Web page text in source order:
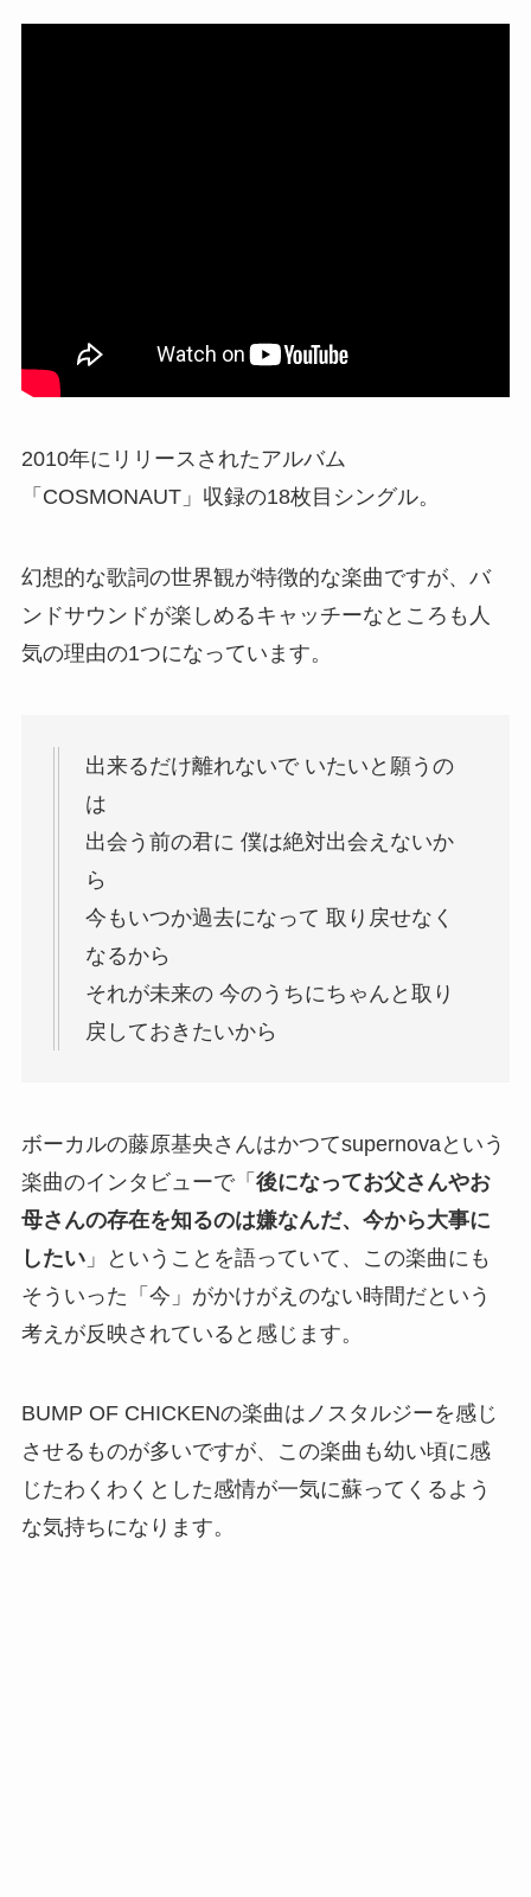
2010年にリリースされたアルバム
「COSMONAUT」収録の18枚目シングル。
幻想的な歌詞の世界観が特徴的な楽曲ですが、バ
ンドサウンドが楽しめるキャッチーなところも人
気の理由の1つになっています。
出来るだけ離れないで いたいと願うの
は
出会う前の君に 僕は絶対出会えないか
ら
今もいつか過去になって 取り戻せなく
なるから
それが未来の 今のうちにちゃんと取り
戻しておきたいから
ボーカルの藤原基央さんはかつてsupernovaという
楽曲のインタビューで「 後になってお父さんやお
母さんの存在を知るのは嫌なんだ、今から大事に
したい」ということを語っていて、この楽曲にも
そういった「今」がかけがえのない時間だという
考えが反映されていると感じます。
BUMP OF CHICKENの楽曲はノスタルジーを感じ
させるものが多いですが、この楽曲も幼い頃に感
じたわくわくとした感情が一気に蘇ってくるよう
な気持ちになります。